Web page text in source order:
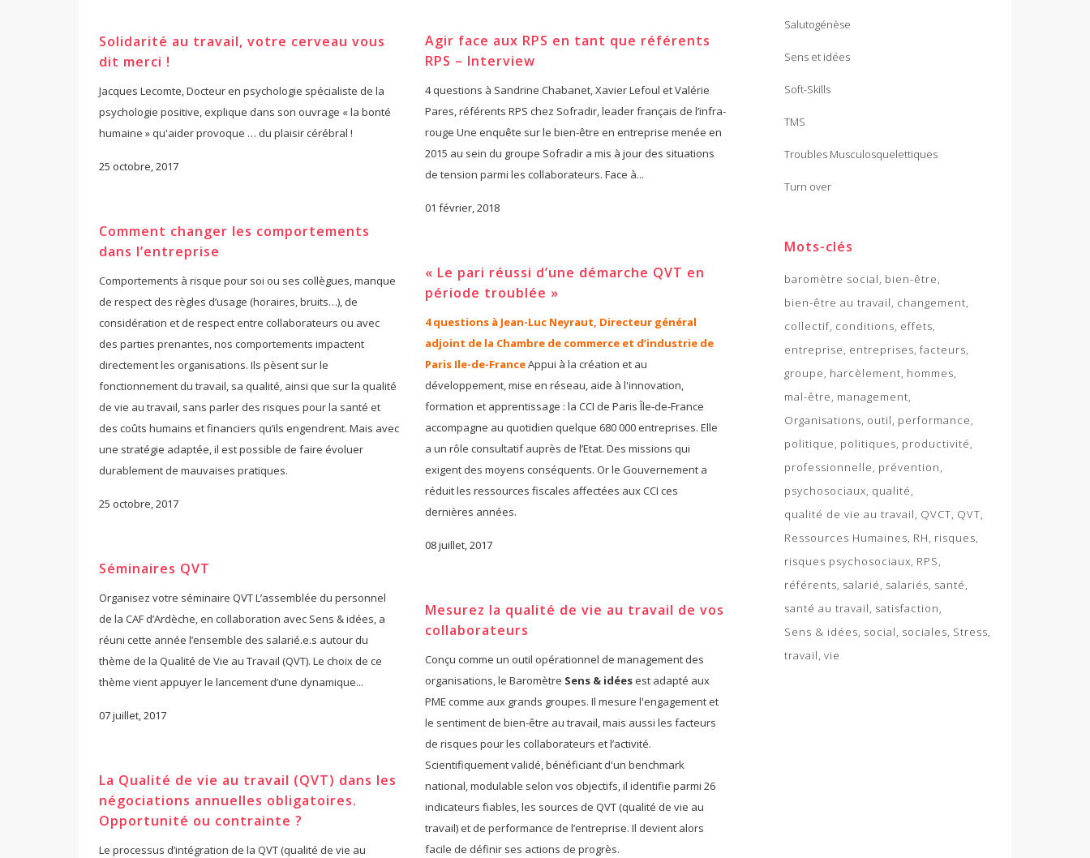
Agir face aux RPS en tant que référents
RPS – Interview
4 questions à Sandrine Chabanet, Xavier Lefoul et Valérie
Pares, référents RPS chez Sofradir, leader français de l’infra-
rouge Une enquête sur le bien-être en entreprise menée en
2015 au sein du groupe Sofradir a mis à jour des situations
de tension parmi les collaborateurs. Face à...
01 février, 2018
Solidarité au travail, votre cerveau vous
dit merci !
Jacques Lecomte, Docteur en psychologie spécialiste de la
psychologie positive, explique dans son ouvrage « la bonté
humaine » qu'aider provoque … du plaisir cérébral !
25 octobre, 2017
Comment changer les comportements
dans l’entreprise
Comportements à risque pour soi ou ses collègues, manque
de respect des règles d’usage (horaires, bruits…), de
considération et de respect entre collaborateurs ou avec
des parties prenantes, nos comportements impactent
directement les organisations. Ils pèsent sur le
fonctionnement du travail, sa qualité, ainsi que sur la qualité
de vie au travail, sans parler des risques pour la santé et
des coûts humains et financiers qu’ils engendrent. Mais avec
une stratégie adaptée, il est possible de faire évoluer
durablement de mauvaises pratiques.
25 octobre, 2017
« Le pari réussi d’une démarche QVT en
période troublée »
4 questions à Jean-Luc Neyraut, Directeur général
adjoint de la Chambre de commerce et d’industrie de
Paris Ile-de-FranceAppui à la création et au
développement, mise en réseau, aide à l'innovation,
formation et apprentissage : la CCI de Paris Île-de-France
accompagne au quotidien quelque 680 000 entreprises. Elle
a un rôle consultatif auprès de l’Etat. Des missions qui
exigent des moyens conséquents. Or le Gouvernement a
réduit les ressources fiscales affectées aux CCI ces
dernières années.
08 juillet, 2017
Séminaires QVT
Organisez votre séminaire QVT L’assemblée du personnel
de la CAF d’Ardèche, en collaboration avec Sens & idées, a
réuni cette année l’ensemble des salarié.e.s autour du
thème de la Qualité de Vie au Travail (QVT). Le choix de ce
thème vient appuyer le lancement d’une dynamique...
07 juillet, 2017
Mesurez la qualité de vie au travail de vos
collaborateurs
Conçu comme un outil opérationnel de management des
organisations, le Baromètre Sens & idées est adapté aux
PME comme aux grands groupes. Il mesure l'engagement et
le sentiment de bien-être au travail, mais aussi les facteurs
de risques pour les collaborateurs et l’activité.
Scientifiquement validé, bénéficiant d'un benchmark
national, modulable selon vos objectifs, il identifie parmi 26
indicateurs fiables, les sources de QVT (qualité de vie au
travail) et de performance de l’entreprise. Il devient alors
facile de définir ses actions de progrès.
La Qualité de vie au travail (QVT) dans les
négociations annuelles obligatoires.
Opportunité ou contrainte ?
Le processus d’intégration de la QVT (qualité de vie au
Salutogénèse
Sens et idées
Soft-Skills
TMS
Troubles Musculosquelettiques
Turn over
Mots-clés
baromètre social bien-être
bien-être au travail changement
collectif conditions effets
entreprise entreprises facteurs
groupe harcèlement hommes
mal-être management
Organisations outil performance
politique politiques productivité
professionnelle prévention
psychosociaux qualité
qualité de vie au travail QVCT QVT
Ressources Humaines RH risques
risques psychosociaux RPS
référents salarié salariés santé
santé au travail satisfaction
Sens & idées social sociales Stress
travail vie